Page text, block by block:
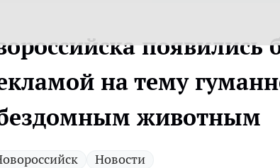
появились
на тему
животным
Новости